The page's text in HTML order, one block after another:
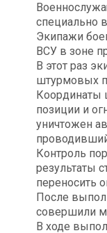
специально
Экипажи
ВСУ в зоне
В этот раз
штурмовых
Координаты
позиции и
уничтожен
Контроль
результаты
переносить
После
совершили
В ходе